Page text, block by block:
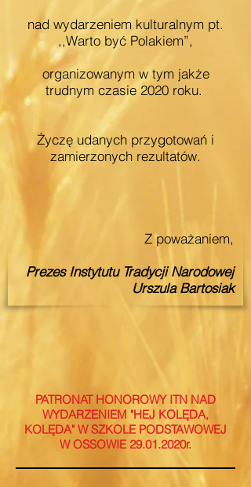
nad wydarzeniem kulturalnym pt.
,,Warto być Polakiem”,
organizowanym w tym jakże
trudnym czasie 2020 roku.
Życzę udanych przygotowań i
zamierzonych rezultatów.
Z poważaniem,
Prezes Instytutu Tradycji Narodowej
Urszula Bartosiak
PATRONAT HONOROWY ITN NAD
WYDARZENIEM "HEJ KOLĘDA,
KOLĘDA" W SZKOLE PODSTAWOWEJ
W OSSOWIE 29.01.2020r.